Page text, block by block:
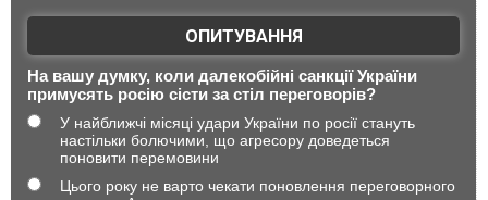
ОПИТУВАННЯ
На вашу думку, коли далекобійні санкції України
примусять росію сісти за стіл переговорів?
У найближчі місяці удари України по росії стануть
настільки болючими, що агресору доведеться
поновити перемовини
Цього року не варто чекати поновлення переговорного